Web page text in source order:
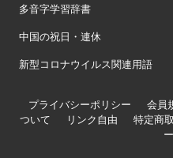
多音字学習辞書
中国の祝日・連休
新型コロナウイルス関連用語
プライバシーポリシー 会員
ついて
リンク自由 特定商